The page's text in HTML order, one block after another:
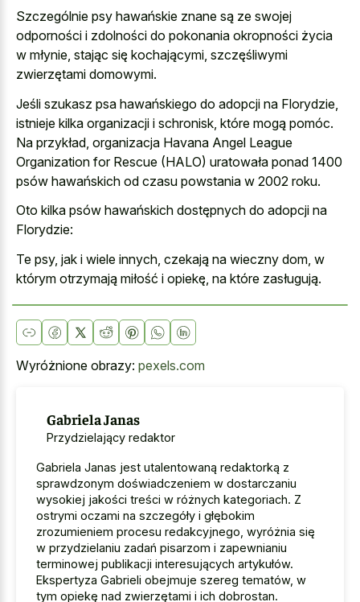
Szczególnie psy hawańskie znane są ze swojej
odporności i zdolności do pokonania okropności życia
w młynie, stając się kochającymi, szczęśliwymi
zwierzętami domowymi.
Jeśli szukasz psa hawańskiego do adopcji na Florydzie,
istnieje kilka organizacji i schronisk, które mogą pomóc.
Na przykład, organizacja Havana Angel League
Organization for Rescue (HALO) uratowała ponad 1400
psów hawańskich od czasu powstania w 2002 roku.
Oto kilka psów hawańskich dostępnych do adopcji na
Florydzie:
Te psy, jak i wiele innych, czekają na wieczny dom, w
którym otrzymają miłość i opiekę, na które zasługują.
Wyróżnione obrazy: pexels.com
Gabriela Janas
Przydzielający redaktor
Gabriela Janas jest utalentowaną redaktorką z
sprawdzonym doświadczeniem w dostarczaniu
wysokiej jakości treści w różnych kategoriach. Z
ostrymi oczami na szczegóły i głębokim
zrozumieniem procesu redakcyjnego, wyróżnia się
w przydzielaniu zadań pisarzom i zapewnianiu
terminowej publikacji interesujących artykułów.
Ekspertyza Gabrieli obejmuje szereg tematów, w
tym opiekę nad zwierzętami i ich dobrostan.